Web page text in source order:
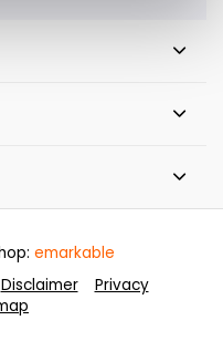
Disclaimer
Privacy
emarkable